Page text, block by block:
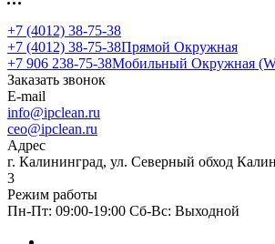
+7 (4012) 38-75-38
+7 (4012) 38-75-38Прямой Окружная
+7 906 238-75-38Мобильный Окружная
Заказать звонок
E-mail
info@ipclean.ru
ceo@ipclean.ru
Адрес
г. Калининград, ул. Северный обход
3
Режим работы
Пн-Пт: 09:00-19:00 Сб-Вс: Выходной